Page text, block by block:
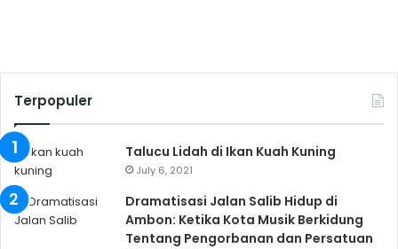
Terpopuler
Talucu Lidah di Ikan Kuah Kuning
July 6, 2021
Dramatisasi Jalan Salib Hidup di
Ambon: Ketika Kota Musik Berkidung
Tentang Pengorbanan dan Persatuan